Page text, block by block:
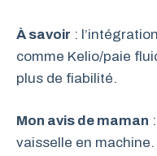
À savoir :
comme Kelio/paie
plus de fiabilité.
Mon avis de maman
vaisselle en